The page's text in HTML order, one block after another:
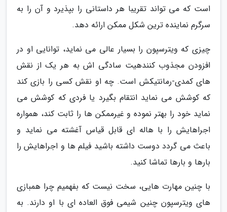
است که می تواند تقریبا هر داستانی را بپذیرد و آن را به
سرگرم نماینده ترین شکل ممکن ارائه دهد.
چیزی که ویترسپون را بسیار عالی می نماید، توانایی او در
افزودن مجذوب کنندهیت سادگی اش به هر یک از نقش
های کمدی-رمانتیکش است. چه او نقش کسی را بازی کند
که کوشش می نماید انتقام بگیرد یا فردی که کوشش می
نماید خود را بهتر نموده و غیرممکن ها را ثابت کند، همواره
اجراهایش را با هاله ای قابل قیاس آغشته می نماید و
باعث می گردد دوست داشته باشید فیلم ها و اجراهایش را
بارها و بارها تماشا کنید.
با چنین مهارت هایی، سخت نیست که بفهمیم چرا همبازی
های ویترسپون چنین شیمی فوق العاده ای با او دارند. به